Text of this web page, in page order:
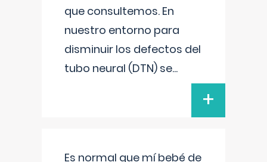
que consultemos. En
nuestro entorno para
disminuir los defectos del
tubo neural (DTN) se...
+
Es normal que mí bebé de